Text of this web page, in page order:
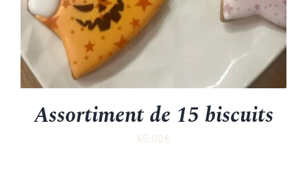
Assortiment de 15 biscuits
45.00€